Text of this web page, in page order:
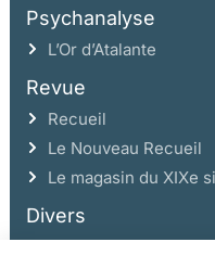
Psychanalyse
L’Or d’Atalante
Revue
Recueil
Le Nouveau Recueil
Le magasin du XIXe
Divers